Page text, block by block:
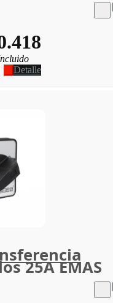
Detalle
25A EMAS